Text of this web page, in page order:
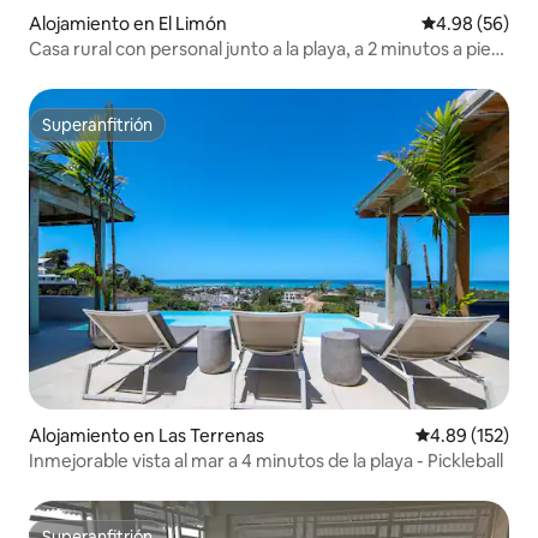
Alojamiento en El Limón Calificación
4.98 (56)
Casa rural con personal junto a la playa, a 2 minutos a pie
Superanfitrión
Superanfitrión
Alojamiento en Las Terrenas Calificación
4.89 (152)
Inmejorable vista al mar a 4 minutos de la playa - Pickleball